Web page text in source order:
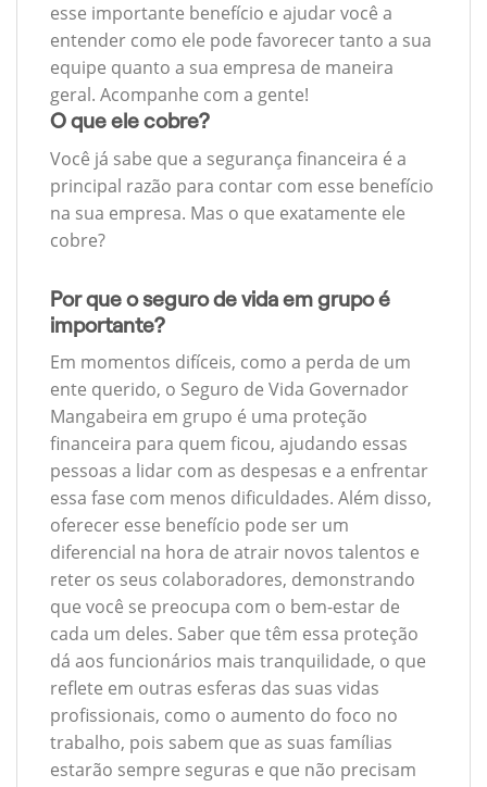
esse importante benefício e ajudar você a
entender como ele pode favorecer tanto a sua
equipe quanto a sua empresa de maneira
geral. Acompanhe com a gente!
O que ele cobre?
Você já sabe que a segurança financeira é a
principal razão para contar com esse benefício
na sua empresa. Mas o que exatamente ele
cobre?
Por que o seguro de vida em grupo é
importante?
Em momentos difíceis, como a perda de um
ente querido, o Seguro de Vida Governador
Mangabeira em grupo é uma proteção
financeira para quem ficou, ajudando essas
pessoas a lidar com as despesas e a enfrentar
essa fase com menos dificuldades. Além disso,
oferecer esse benefício pode ser um
diferencial na hora de atrair novos talentos e
reter os seus colaboradores, demonstrando
que você se preocupa com o bem-estar de
cada um deles. Saber que têm essa proteção
dá aos funcionários mais tranquilidade, o que
reflete em outras esferas das suas vidas
profissionais, como o aumento do foco no
trabalho, pois sabem que as suas famílias
estarão sempre seguras e que não precisam